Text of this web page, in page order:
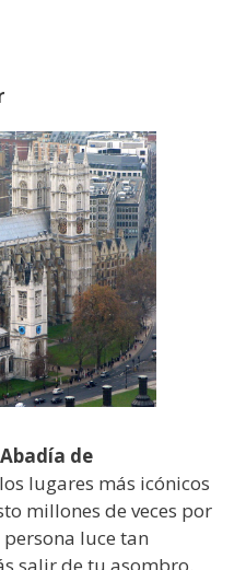
Abadía de
lugares más icónicos
millones de veces por
luce tan
salir de tu asombro.